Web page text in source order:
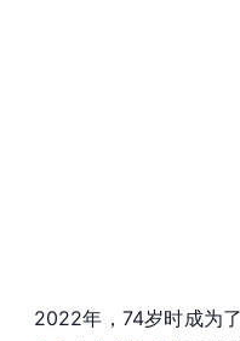
2022年，74岁时成为